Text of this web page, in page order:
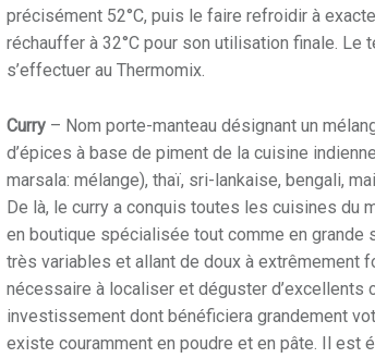
précisément 52°C, puis le faire refroidir à
réchauffer à 32°C pour son utilisation finale. Le
s’effectuer au Thermomix.
Curry – Nom porte-manteau désignant un
d’épices à base de piment de la cuisine
marsala: mélange), thaï, sri-lankaise, bengali,
De là, le curry a conquis toutes les cuisines du
en boutique spécialisée tout comme en grande
très variables et allant de doux à extrêmement
nécessaire à localiser et déguster d’excellents
investissement dont bénéficiera grandement
existe couramment en poudre et en pâte. Il est